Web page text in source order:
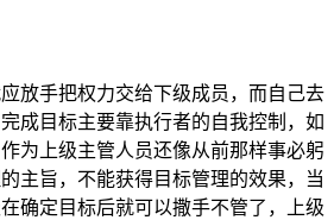
放手把权力交给下级成员，而自己去
成目标主要靠执行者的自我控制，如
为上级主管人员还像从前那样事必躬
主旨，不能获得目标管理的效果，当
确定目标后就可以撒手不管了，上级